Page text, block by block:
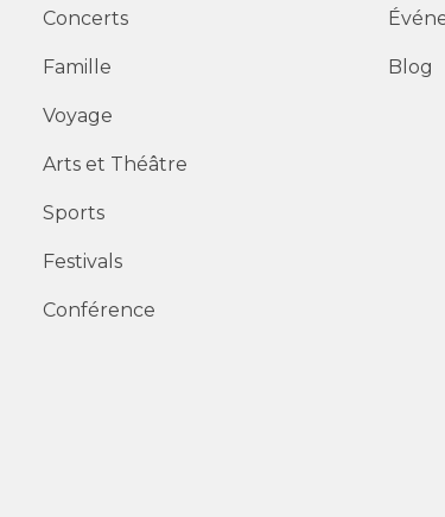
Concerts
Famille
Voyage
Arts et Théâtre
Sports
Festivals
Conférence
Blog